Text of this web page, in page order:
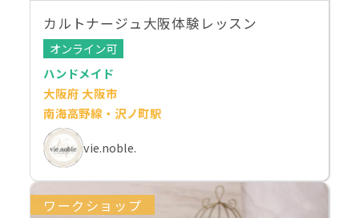
カルトナージュ大阪体験レッスン
オンライン可
ハンドメイド
大阪府 大阪市
南海高野線・沢ノ町駅
vie.noble.
ワークショップ